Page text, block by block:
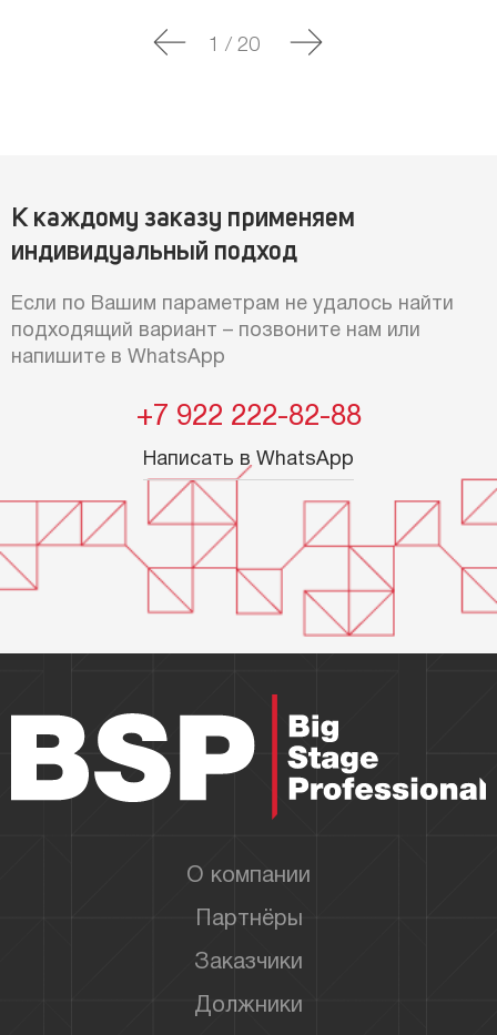
1 / 20
К каждому заказу применяем
индивидуальный подход
Если по Вашим параметрам не удалось найти
подходящий вариант – позвоните нам или
напишите в WhatsApp
+7 922 222-82-88
Написать в WhatsApp
О компании
Партнёры
Заказчики
Должники